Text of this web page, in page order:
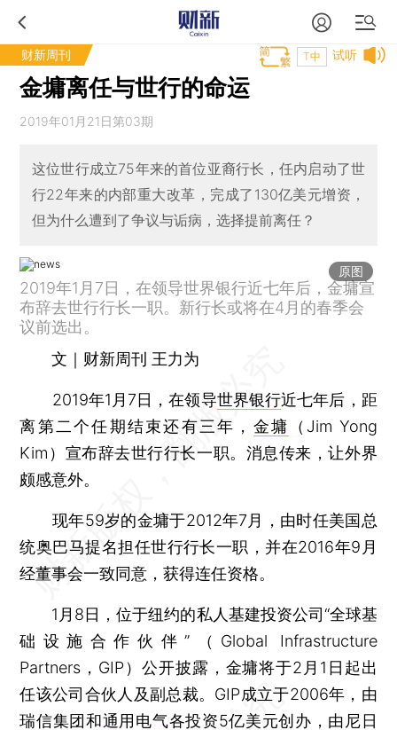
财新周刊 试听
T中
金墉离任与世行的命运
2019年01月21日第03期
这位世行成立75年来的首位亚裔行长，任内启动了世
行22年来的内部重大改革，完成了130亿美元增资，
但为什么遭到了争议与诟病，选择提前离任？
原图
2019年1月7日，在领导世界银行近七年后，金墉宣
布辞去世行行长一职。新行长或将在4月的春季会
议前选出。
文｜财新周刊 王力为
2019年1月7日，在领导世界银行近七年后，距
离第二个任期结束还有三年， 金墉
（Jim Yong
Kim）宣布辞去世行行长一职。消息传来，让外界
颇感意外。
现年59岁的金墉于2012年7月，由时任美国总
统奥巴马提名担任世行行长一职，并在2016年9月
经董事会一致同意，获得连任资格。
1月8日，位于纽约的私人基建投资公司“全球基
础设施合作伙伴”（Global Infrastructure
Partners，GIP）公开披露，金墉将于2月1日起出
任该公司合伙人及副总裁。GIP成立于2006年，由
瑞信集团和通用电气各投资5亿美元创办，由尼日